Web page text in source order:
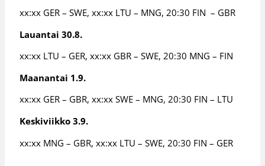
xx:xx GER – SWE, xx:xx LTU – MNG, 20:30 FIN – GBR
Lauantai 30.8.
xx:xx LTU – GER, xx:xx GBR – SWE, 20:30 MNG – FIN
Maanantai 1.9.
xx:xx GER – GBR, xx:xx SWE – MNG, 20:30 FIN – LTU
Keskiviikko 3.9.
xx:xx MNG – GBR, xx:xx LTU – SWE, 20:30 FIN – GER